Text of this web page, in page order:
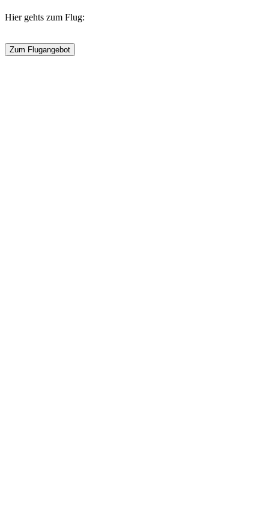
Hier gehts zum Flug:
Zum Flugangebot